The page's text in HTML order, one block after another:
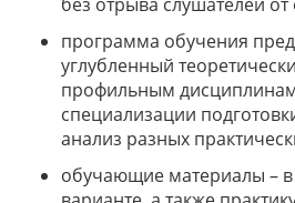
программа обучения
углубленный
профильным
специализации
анализ разных
обучающие материалы –